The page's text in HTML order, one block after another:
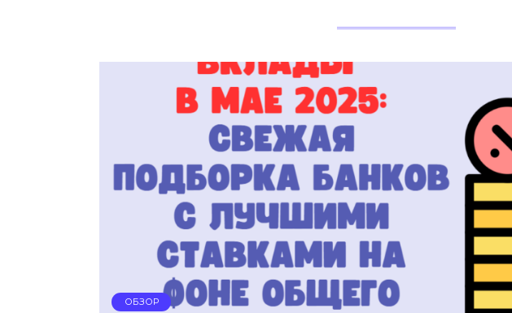
ОБЗОР